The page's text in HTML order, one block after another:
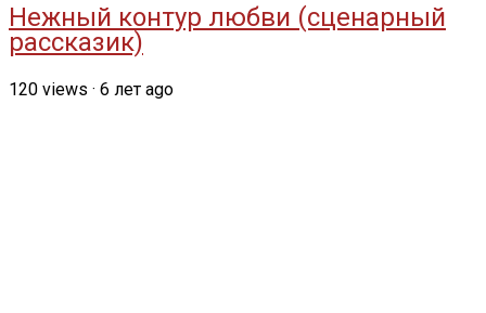
Нежный контур любви (сценарный
рассказик)
120 views · 6 лет ago